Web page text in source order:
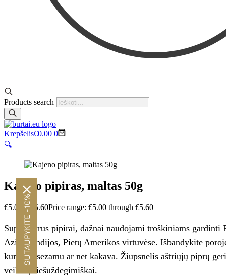
Products search
Krepšelis€0.00 0
🔍
Kajeno pipiras, maltas 50g
€5.00 – 5.60Price range: €5.00 through €5.60
Super aštrūs pipirai, dažnai naudojami troškiniams gardinti
Azijos, Indijos, Pietų Amerikos virtuvėse. Išbandykite
kuminu, sezamu ar net kakava. Žiupsnelis aštriųjų piprų
veikia priešuždegimiškai.
SUTAUPYKITE -10%